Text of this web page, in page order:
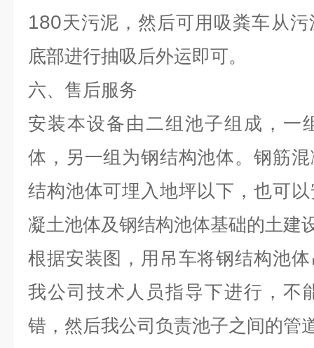
180天污泥，然后可用吸粪车从
底部进行抽吸后外运即可。
六、售后服务
安装本设备由二组池子组成，一
体，另一组为钢结构池体。钢筋
结构池体可埋入地坪以下，也可
凝土池体及钢结构池体基础的土建
根据安装图，用吊车将钢结构池
我公司技术人员指导下进行，不
错，然后我公司负责池子之间的管